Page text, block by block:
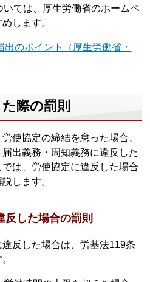
ては、厚生労働省のホームペ
します。
のポイント（厚生労働省・
際の罰則
使協定の締結を怠った場合、
出義務・周知義務に違反した
は、労使協定に違反した場合
します。
反した場合の罰則
反した場合は、労基法119条